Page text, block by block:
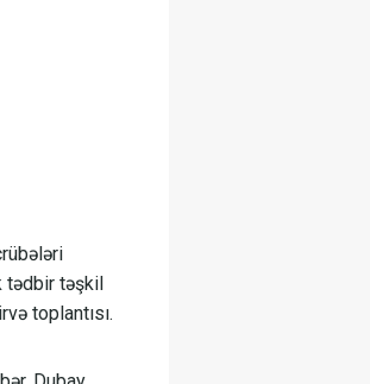
tədbir təşkil
toplantısı.